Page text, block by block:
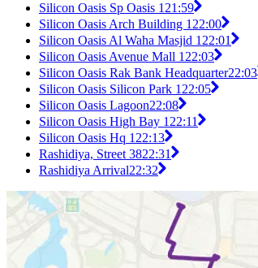
Silicon Oasis Sp Oasis 1 21:59
Silicon Oasis Arch Building 1 22:00
Silicon Oasis Al Waha Masjid 1 22:01
Silicon Oasis Avenue Mall 1 22:03
Silicon Oasis Rak Bank Headquarter22:03
Silicon Oasis Silicon Park 1 22:05
Silicon Oasis Lagoon22:08
Silicon Oasis High Bay 1 22:11
Silicon Oasis Hq 1 22:13
Rashidiya, Street 3822:31
Rashidiya Arrival22:32